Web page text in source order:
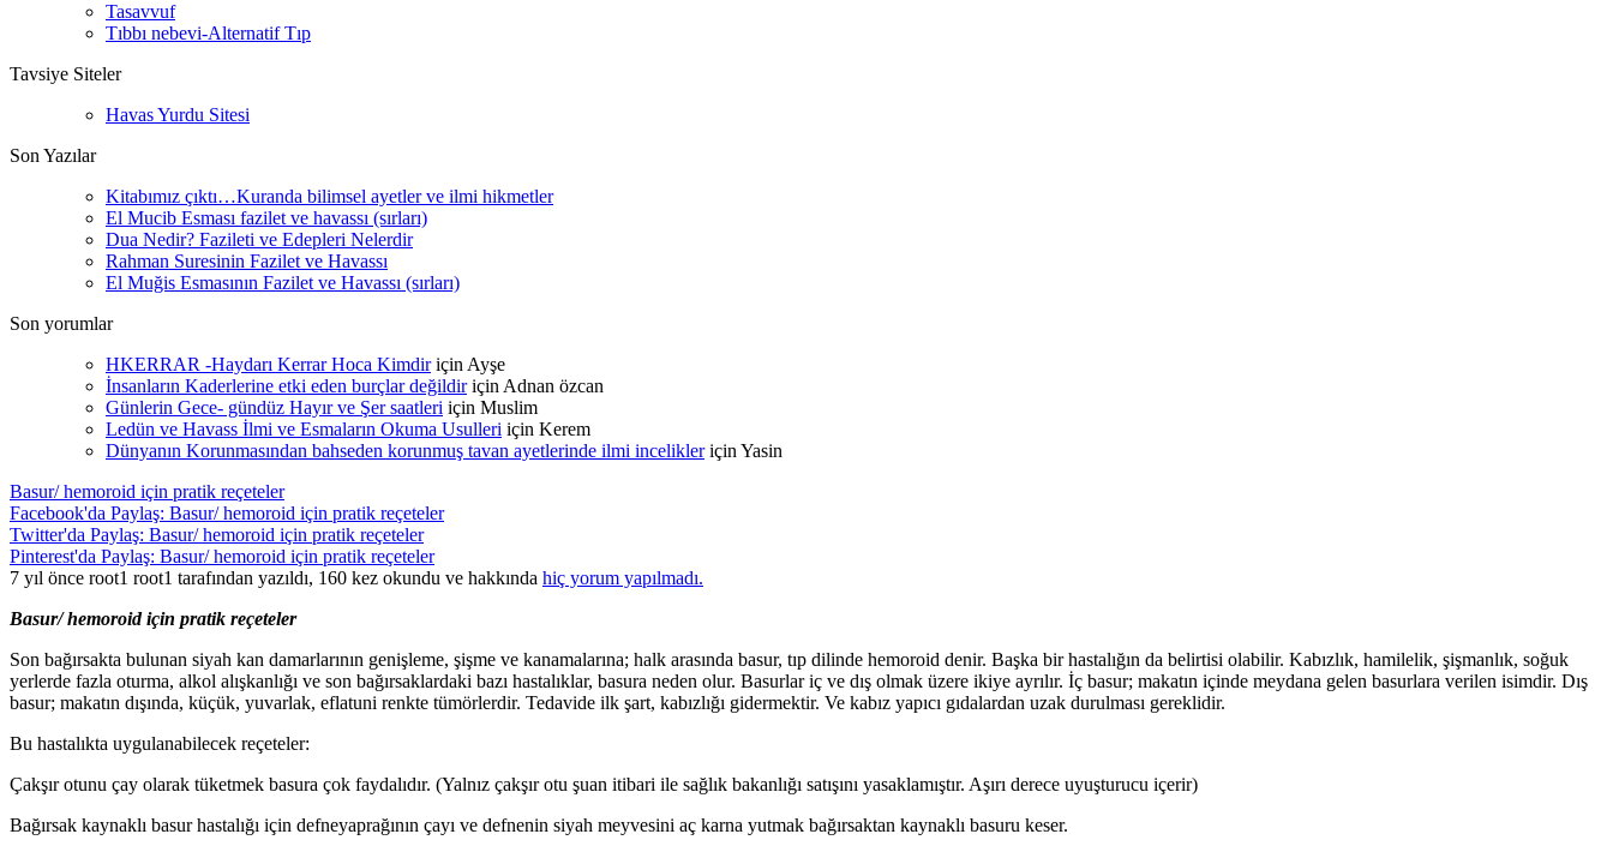
Tasavvuf
Tıbbı nebevi-Alternatif Tıp
Tavsiye Siteler
Havas Yurdu Sitesi
Son Yazılar
Kitabımız çıktı…Kuranda bilimsel ayetler ve ilmi hikmetler
El Mucib Esması fazilet ve havassı (sırları)
Dua Nedir? Fazileti ve Edepleri Nelerdir
Rahman Suresinin Fazilet ve Havassı
El Muğis Esmasının Fazilet ve Havassı (sırları)
Son yorumlar
HKERRAR -Haydarı Kerrar Hoca Kimdiriçin Ayşe
İnsanların Kaderlerine etki eden burçlar değildiriçin Adnan özcan
Günlerin Gece- gündüz Hayır ve Şer saatleri için Muslim
Ledün ve Havass İlmi ve Esmaların Okuma Usulleri için Kerem
Dünyanın Korunmasından bahseden korunmuş tavan ayetlerinde ilmi incelikleriçin Yasin
Basur/ hemoroid için pratik reçeteler
Facebook'da Paylaş: Basur/ hemoroid için pratik reçeteler
Twitter'da Paylaş: Basur/ hemoroid için pratik reçeteler
Pinterest'da Paylaş: Basur/ hemoroid için pratik reçeteler
7 yıl önce root1 root1 tarafından yazıldı, 160 kez okundu ve hakkında hiç yorum yapılmadı.
Basur/ hemoroid için pratik reçeteler
Son bağırsakta bulunan siyah kan damarlarının genişleme, şişme ve kanamalarına; halk arasında basur, tıp dilinde hemoroid denir. Başka bir hastalığın da belirtisi olabilir. Kabızlık, hamilelik, şişmanlık, soğuk
yerlerde fazla oturma, alkol alışkanlığı ve son bağırsaklardaki bazı hastalıklar, basura neden olur. Basurlar iç ve dış olmak üzere ikiye ayrılır. İç basur; makatın içinde meydana gelen basurlara verilen isimdir. Dış
basur; makatın dışında, küçük, yuvarlak, eflatuni renkte tümörlerdir. Tedavide ilk şart, kabızlığı gidermektir. Ve kabız yapıcı gıdalardan uzak durulması gereklidir.
Bu hastalıkta uygulanabilecek reçeteler:
Çakşır otunu çay olarak tüketmek basura çok faydalıdır. (Yalnız çakşır otu şuan itibari ile sağlık bakanlığı satışını yasaklamıştır. Aşırı derece uyuşturucu içerir)
Bağırsak kaynaklı basur hastalığı için defneyaprağının çayı ve defnenin siyah meyvesini aç karna yutmak bağırsaktan kaynaklı basuru keser.